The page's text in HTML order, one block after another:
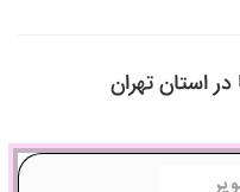
استان تهران